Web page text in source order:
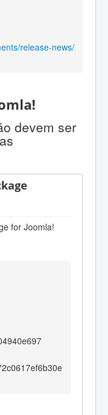
release-news/
devem ser
for Joomla!